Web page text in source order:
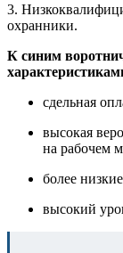
3.
охранники.
К синим
сдельная
высокая
на рабочем
более
высокий